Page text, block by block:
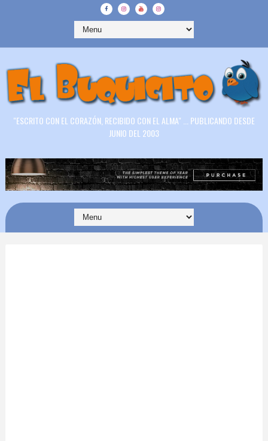
"ESCRITO CON EL CORAZÓN, RECIBIDO CON EL ALMA" ... PUBLICANDO DESDE
JUNIO DEL 2003